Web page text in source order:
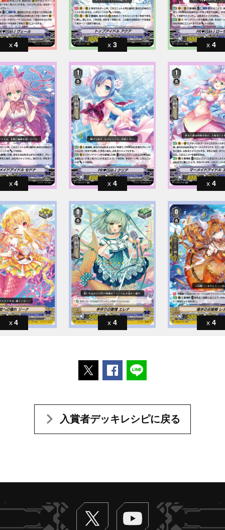
4 3 4
4 4 4
4 4 4
ポストするFacebookでシェアする
入賞者デッキレシピに戻る
Twitter ヴァンガードch